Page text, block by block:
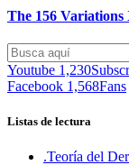
The 156
Youtube 1,230
Facebook 1,568Fans
Listas de lectura
.Teoría del